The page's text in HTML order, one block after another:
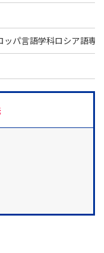
パ言語学科ロシア語専